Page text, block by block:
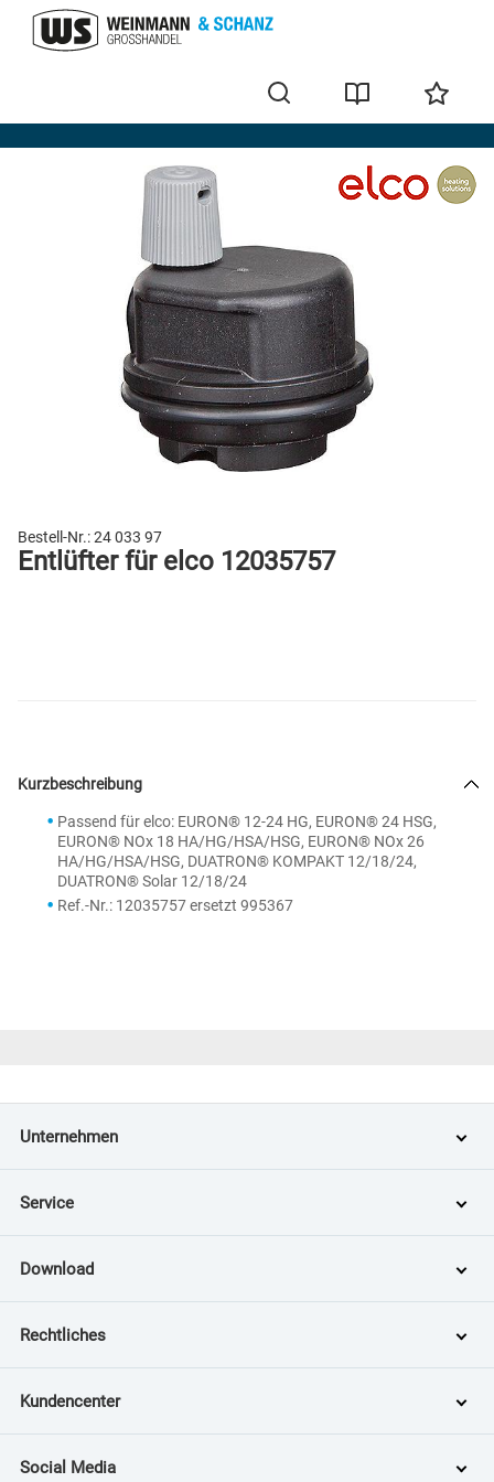
Ersatzteile
Bestell-Nr.:24 033 97
Entlüfter für elco 12035757
Kurzbeschreibung
Passend für elco: EURON® 12-24 HG, EURON® 24 HSG,
EURON® NOx 18 HA/HG/HSA/HSG, EURON® NOx 26
HA/HG/HSA/HSG, DUATRON® KOMPAKT 12/18/24,
DUATRON® Solar 12/18/24
Ref.-Nr.: 12035757 ersetzt 995367
Unternehmen
Service
Download
Rechtliches
Kundencenter
Social Media